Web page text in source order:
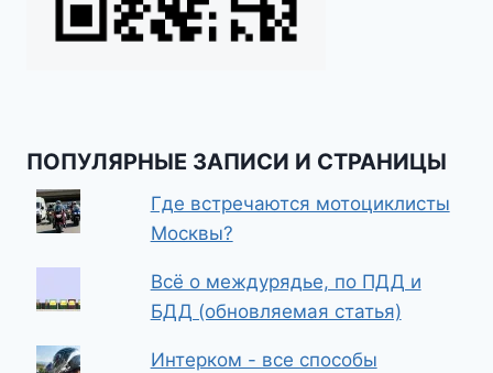
ПОПУЛЯРНЫЕ ЗАПИСИ И СТРАНИЦЫ
Где встречаются мотоциклисты
Москвы?
Всё о междурядье, по ПДД и
БДД (обновляемая статья)
Интерком - все способы